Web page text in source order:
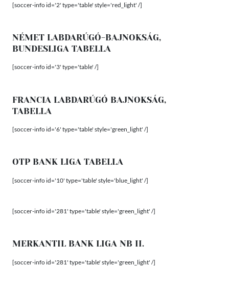
[soccer-info id='2' type='table' style='red_light' /]
NÉMET LABDARÚGÓ-BAJNOKSÁG,
BUNDESLIGA TABELLA
[soccer-info id='3' type='table' /]
FRANCIA LABDARÚGÓ BAJNOKSÁG,
TABELLA
[soccer-info id='6' type='table' style='green_light' /]
OTP BANK LIGA TABELLA
[soccer-info id='10' type='table' style='blue_light' /]
[soccer-info id='281' type='table' style='green_light' /]
MERKANTIL BANK LIGA NB II.
[soccer-info id='281' type='table' style='green_light' /]